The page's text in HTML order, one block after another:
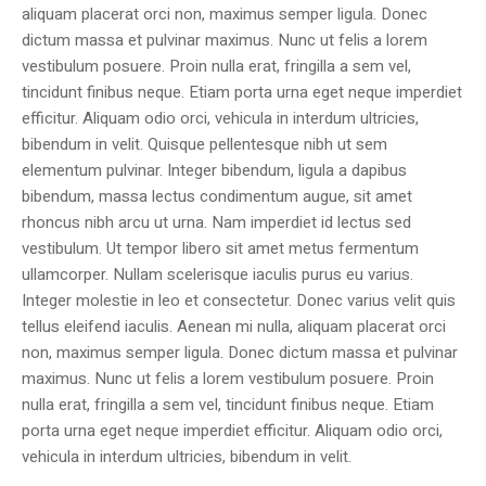
aliquam placerat orci non, maximus semper ligula. Donec
dictum massa et pulvinar maximus. Nunc ut felis a lorem
vestibulum posuere. Proin nulla erat, fringilla a sem vel,
tincidunt finibus neque. Etiam porta urna eget neque imperdiet
efficitur. Aliquam odio orci, vehicula in interdum ultricies,
bibendum in velit. Quisque pellentesque nibh ut sem
elementum pulvinar. Integer bibendum, ligula a dapibus
bibendum, massa lectus condimentum augue, sit amet
rhoncus nibh arcu ut urna. Nam imperdiet id lectus sed
vestibulum. Ut tempor libero sit amet metus fermentum
ullamcorper. Nullam scelerisque iaculis purus eu varius.
Integer molestie in leo et consectetur. Donec varius velit quis
tellus eleifend iaculis. Aenean mi nulla, aliquam placerat orci
non, maximus semper ligula. Donec dictum massa et pulvinar
maximus. Nunc ut felis a lorem vestibulum posuere. Proin
nulla erat, fringilla a sem vel, tincidunt finibus neque. Etiam
porta urna eget neque imperdiet efficitur. Aliquam odio orci,
vehicula in interdum ultricies, bibendum in velit.